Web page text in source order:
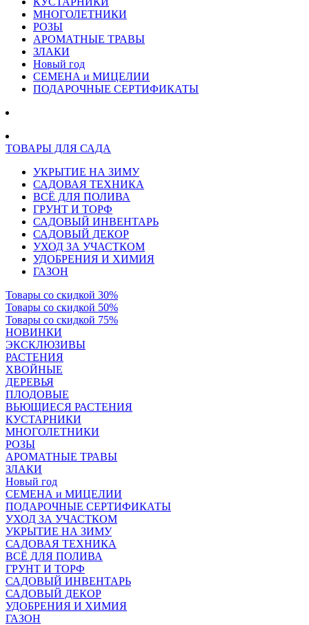
МНОГОЛЕТНИКИ
РОЗЫ
АРОМАТНЫЕ ТРАВЫ
ЗЛАКИ
Новый год
СЕМЕНА и МИЦЕЛИИ
ПОДАРОЧНЫЕ СЕРТИФИКАТЫ
ТОВАРЫ ДЛЯ САДА
УКРЫТИЕ НА ЗИМУ
САДОВАЯ ТЕХНИКА
ВСЁ ДЛЯ ПОЛИВА
ГРУНТ И ТОРФ
САДОВЫЙ ИНВЕНТАРЬ
САДОВЫЙ ДЕКОР
УХОД ЗА УЧАСТКОМ
УДОБРЕНИЯ И ХИМИЯ
ГАЗОН
Товары со скидкой 30%
Товары со скидкой 50%
Товары со скидкой 75%
НОВИНКИ
ЭКСКЛЮЗИВЫ
РАСТЕНИЯ
ХВОЙНЫЕ
ДЕРЕВЬЯ
ПЛОДОВЫЕ
ВЬЮЩИЕСЯ РАСТЕНИЯ
КУСТАРНИКИ
МНОГОЛЕТНИКИ
РОЗЫ
АРОМАТНЫЕ ТРАВЫ
ЗЛАКИ
Новый год
СЕМЕНА и МИЦЕЛИИ
ПОДАРОЧНЫЕ СЕРТИФИКАТЫ
УХОД ЗА УЧАСТКОМ
УКРЫТИЕ НА ЗИМУ
САДОВАЯ ТЕХНИКА
ВСЁ ДЛЯ ПОЛИВА
ГРУНТ И ТОРФ
САДОВЫЙ ИНВЕНТАРЬ
САДОВЫЙ ДЕКОР
УДОБРЕНИЯ И ХИМИЯ
ГАЗОН